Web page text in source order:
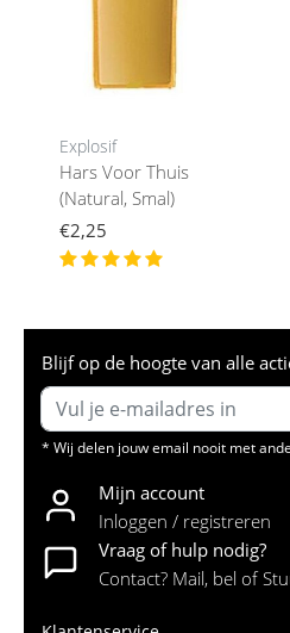
Explosif
Hars Voor Thuis
(Natural, Smal)
€2,25
Blijf op de hoogte van alle
* Wij delen jouw email nooit met
Mijn account
Inloggen / registreren
Vraag of hulp nodig?
Contact? Mail, bel of